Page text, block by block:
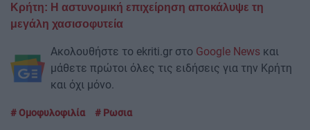
Κρήτη: Η αστυνομική επιχείρηση αποκάλυψε τη
μεγάλη χασισοφυτεία
Ακολουθήστε το ekriti.gr στο Google News και
μάθετε πρώτοι όλες τις ειδήσεις για την Κρήτη
και όχι μόνο.
Ομοφυλοφιλία Ρωσια